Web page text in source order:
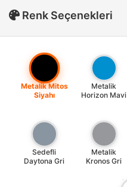
Renk Seçenekleri
Metalik Mitos
Siyahı
Metalik
Horizon Mavi
Sedefli
Daytona Gri
Metalik
Kronos Gri